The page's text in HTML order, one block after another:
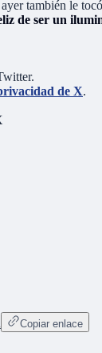
también le
de ser un
de X.
Copiar enlace